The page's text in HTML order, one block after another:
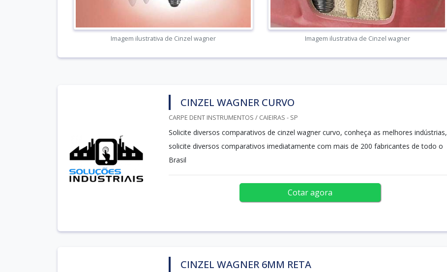
Imagem ilustrativa de Cinzel wagner Imagem ilustrativa de Cinzel wagner
CINZEL WAGNER CURVO
CARPE DENT INSTRUMENTOS / CAIEIRAS - SP
Solicite diversos comparativos de cinzel wagner curvo, conheça as melhores indústrias,
solicite diversos comparativos imediatamente com mais de 200 fabricantes de todo o
Brasil
Cotar agora
CINZEL WAGNER 6MM RETA